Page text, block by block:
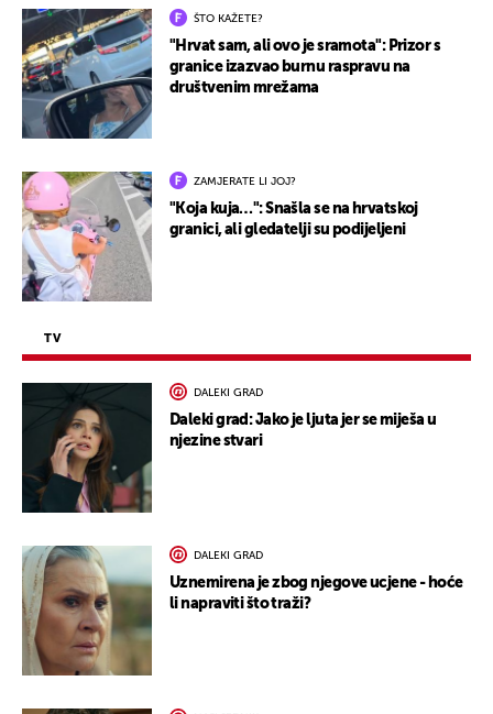
ŠTO KAŽETE?
"Hrvat sam, ali ovo je sramota": Prizor s
granice izazvao burnu raspravu na
društvenim mrežama
ZAMJERATE LI JOJ?
"Koja kuja…": Snašla se na hrvatskoj
granici, ali gledatelji su podijeljeni
TV
DALEKI GRAD
Daleki grad: Jako je ljuta jer se miješa u
njezine stvari
DALEKI GRAD
Uznemirena je zbog njegove ucjene - hoće
li napraviti što traži?